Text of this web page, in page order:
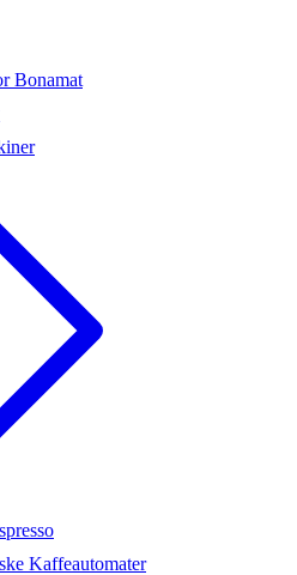
Bonamat
Kaffeautomater